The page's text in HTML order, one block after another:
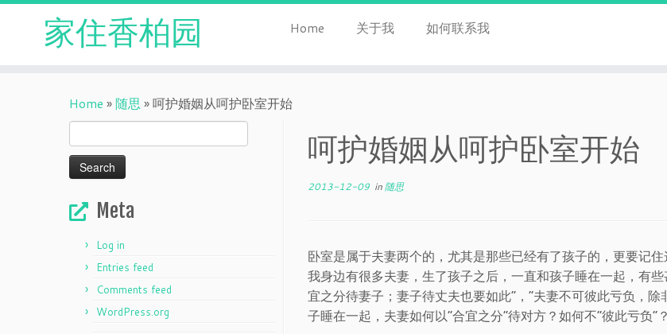
家住香柏园 Home 关于我 如何联系我
Home »随思 »呵护婚姻从呵护卧室开始
for:
Meta
Log in
Entries feed
Comments feed
WordPress.org
呵护婚姻从呵护卧室开始
2013-12-09 in随思
卧室是属于夫妻两个的，尤其是那些已经有了孩子的，更要记
我身边有很多夫妻，生了孩子之后，一直和孩子睡在一起，有
宜之分待妻子；妻子待丈夫也要如此”，“夫妻不可彼此亏负，
子睡在一起，夫妻如何以“合宜之分”待对方？如何不“彼此亏负”